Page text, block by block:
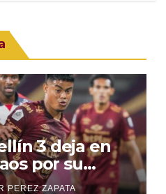
3 deja en
por su
PEREZ ZAPATA